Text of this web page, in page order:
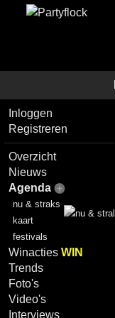
Inloggen
Registreren
Overzicht
Nieuws
Agenda
nu & straks
kaart
festivals
WinactiesWIN
Trends
Foto's
Video's
Interviews